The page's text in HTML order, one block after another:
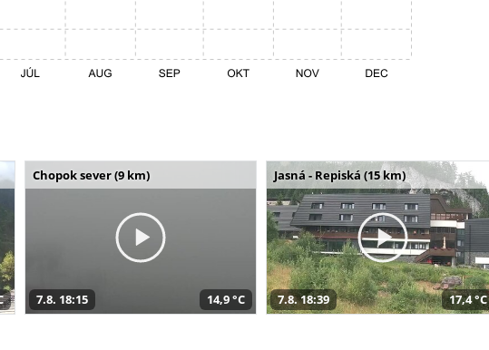
Chopok sever (9 km)
7.8. 18:15 14,9 °C
Jasná - Repiská (15 km)
7.8. 18:39 17,4 °C